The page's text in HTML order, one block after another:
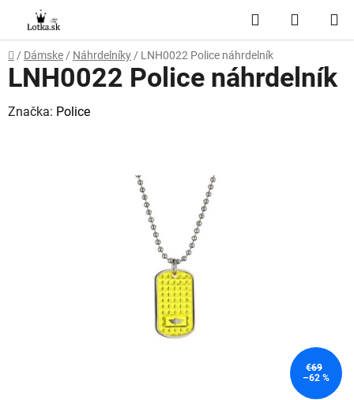
obsah
Hľadať
KOŠÍK
Domov
/ Dámske / Náhrdelníky / LNH0022 Police náhrdelník
LNH0022 Police náhrdelník
Značka: Police
€69
–62 %